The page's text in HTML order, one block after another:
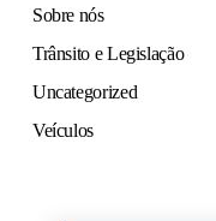
Sobre nós
Trânsito e Legislação
Uncategorized
Veículos